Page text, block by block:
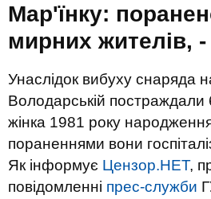
Мар'їнку:
мирних жителів, -
Унаслідок вибуху снаряда
Володарській постраждали
жінка 1981 року
пораненнями вони
Як інформує Цензор.НЕТ,
повідомленні прес-служби